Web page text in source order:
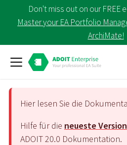
Don't miss out on our FREE
Master your EA Portfolio
ArchiMate!
Hier lesen Sie die
Hilfe für die neueste Version
ADOIT20.0 Dokumentation.